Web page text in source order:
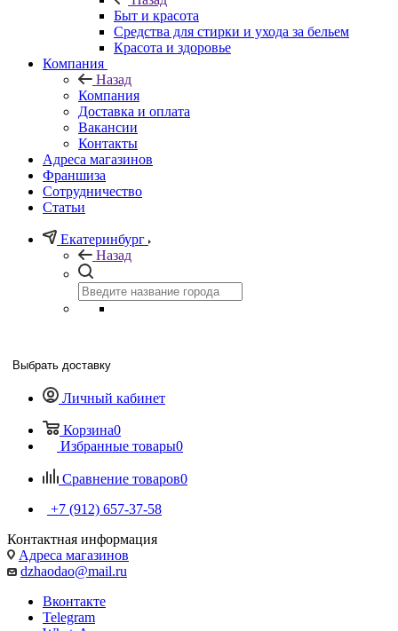
Быт и красота
Средства для стирки и ухода за бельем
Красота и здоровье
Компания
Назад
Компания
Доставка и оплата
Вакансии
Контакты
Адреса магазинов
Франшиза
Сотрудничество
Статьи
Екатеринбург
Назад
Выбрать доставку
Личный кабинет
Корзина0
Избранные товары0
Сравнение товаров0
+7 (912) 657-37-58
Контактная информация
Адреса магазинов
dzhaodao@mail.ru
Вконтакте
Telegram